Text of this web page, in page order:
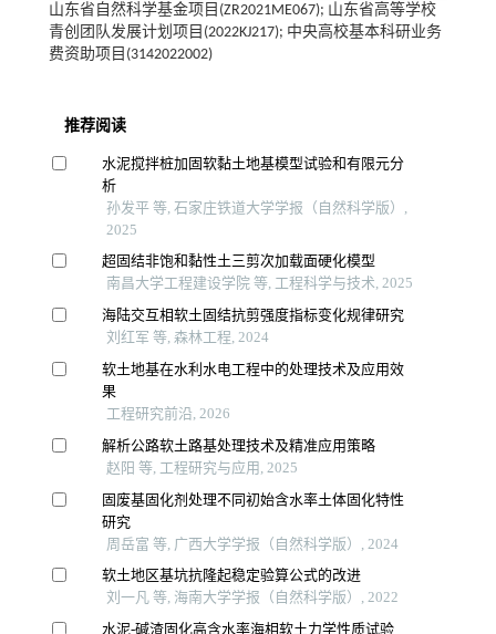
山东省自然科学基金项目(ZR2021ME067); 山东省高等学校
青创团队发展计划项目(2022KJ217); 中央高校基本科研业务
费资助项目(3142022002)